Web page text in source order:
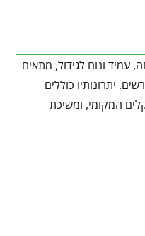
עמיד ונוח לגידול, מתאים
יתרונותיו כוללים
המקומי, ומשיכת